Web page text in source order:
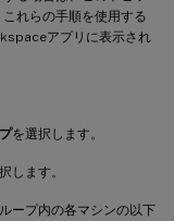
れらの手順を使用する
アプリに表示され
を選択します。
します。
ープ内の各マシンの以下